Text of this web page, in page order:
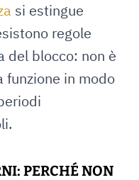
si estingue
regole
del blocco: non è
funzione in modo
PERCHÉ NON